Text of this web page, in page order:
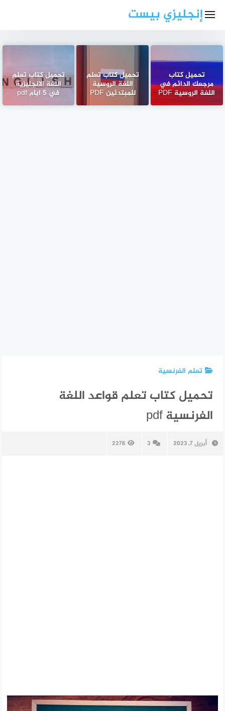
إنجليزي بيست
تحميل كتاب
مرجعك الدائم في
اللغة الروسية PDF
تحميل كتاب تعلم
اللغة الروسية
للمبتدئين PDF
تحميل كتاب تعلم
اللغة الانجليزية
في 5 ايام pdf
تعلم الفرنسية
تحميل كتاب تعلم قواعد اللغة
الفرنسية pdf
أبريل 7, 2023 3
2276